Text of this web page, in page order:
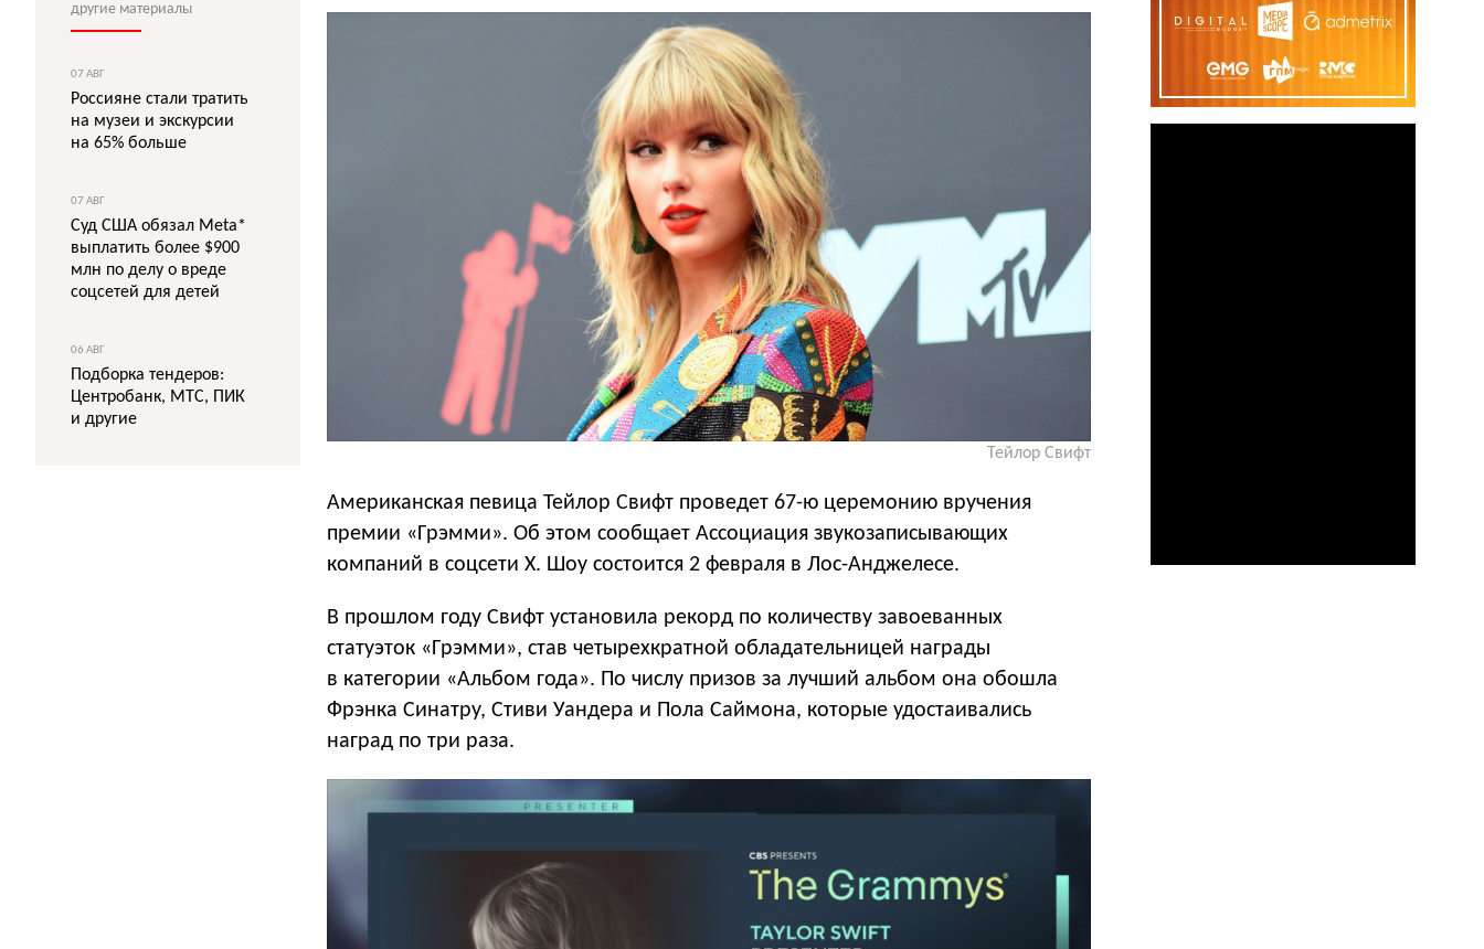
Тейлор Свифт
Американская певица Тейлор Свифт проведет 67-ю церемонию вручения
премии «Грэмми». Об этом сообщает Ассоциация звукозаписывающих
компаний в соцсети X. Шоу состоится 2 февраля в Лос-Анджелесе.
В прошлом году Свифт установила рекорд по количеству завоеванных
статуэток «Грэмми», став четырехкратной обладательницей награды
в категории «Альбом года». По числу призов за лучший альбом она обошла
Фрэнка Синатру, Стиви Уандера и Пола Саймона, которые удостаивались
наград по три раза.
другие материалы
07 АВГ
Россияне стали тратить
на музеи и экскурсии
на 65% больше
07 АВГ
Суд США обязал Meta*
выплатить более $900
млн по делу о вреде
соцсетей для детей
06 АВГ
Подборка тендеров:
Центробанк, МТС, ПИК
и другие